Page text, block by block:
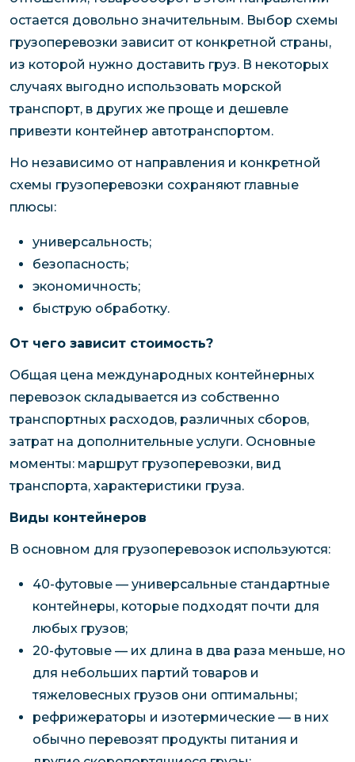
остается довольно значительным. Выбор схемы
грузоперевозки зависит от конкретной страны,
из которой нужно доставить груз. В некоторых
случаях выгодно использовать морской
транспорт, в других же проще и дешевле
привезти контейнер автотранспортом.
Но независимо от направления и конкретной
схемы грузоперевозки сохраняют главные
плюсы:
универсальность;
безопасность;
экономичность;
быструю обработку.
От чего зависит стоимость?
Общая цена международных контейнерных
перевозок складывается из собственно
транспортных расходов, различных сборов,
затрат на дополнительные услуги. Основные
моменты: маршрут грузоперевозки, вид
транспорта, характеристики груза.
Виды контейнеров
В основном для грузоперевозок используются:
40-футовые — универсальные стандартные
контейнеры, которые подходят почти для
любых грузов;
20-футовые — их длина в два раза меньше, но
для небольших партий товаров и
тяжеловесных грузов они оптимальны;
рефрижераторы и изотермические — в них
обычно перевозят продукты питания и